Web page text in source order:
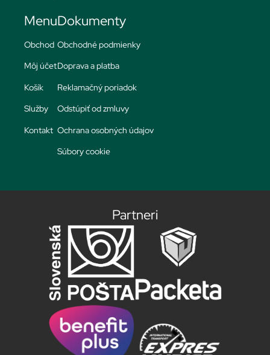
Menu
Obchod
Môj účet
Košík
Služby
Kontakt
Dokumenty
Obchodné podmienky
Doprava a platba
Reklamačný poriadok
Odstúpiť od zmluvy
Ochrana osobných údajov
Súbory cookie
Partneri